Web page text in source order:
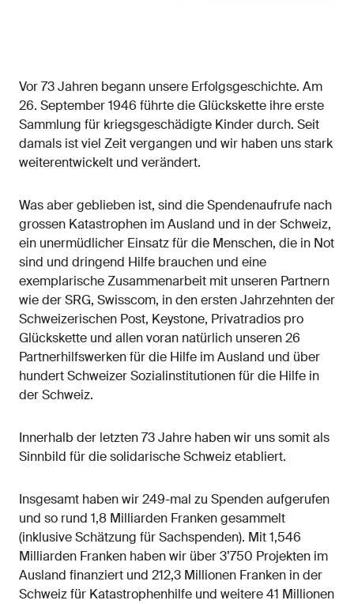
Vor 73 Jahren begann unsere Erfolgsgeschichte. Am
26. September 1946 führte die Glückskette ihre erste
Sammlung für kriegsgeschädigte Kinder durch. Seit
damals ist viel Zeit vergangen und wir haben uns stark
weiterentwickelt und verändert.
Was aber geblieben ist, sind die Spendenaufrufe nach
grossen Katastrophen im Ausland und in der Schweiz,
ein unermüdlicher Einsatz für die Menschen, die in Not
sind und dringend Hilfe brauchen und eine
exemplarische Zusammenarbeit mit unseren Partnern
wie der SRG, Swisscom, in den ersten Jahrzehnten der
Schweizerischen Post, Keystone, Privatradios pro
Glückskette und allen voran natürlich unseren 26
Partnerhilfswerken für die Hilfe im Ausland und über
hundert Schweizer Sozialinstitutionen für die Hilfe in
der Schweiz.
Innerhalb der letzten 73 Jahre haben wir uns somit als
Sinnbild für die solidarische Schweiz etabliert.
Insgesamt haben wir 249-mal zu Spenden aufgerufen
und so rund 1,8 Milliarden Franken gesammelt
(inklusive Schätzung für Sachspenden). Mit 1,546
Milliarden Franken haben wir über 3’750 Projekten im
Ausland finanziert und 212,3 Millionen Franken in der
Schweiz für Katastrophenhilfe und weitere 41 Millionen